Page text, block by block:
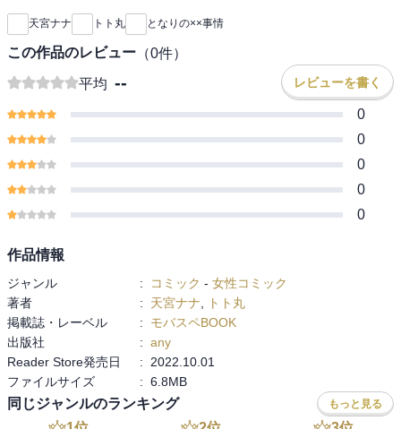
天宮ナナ トト丸 となりの××事情
この作品のレビュー （0件）
平均 -- レビューを書く
0
0
0
0
0
作品情報
ジャンル : コミック - 女性コミック
著者
: 天宮ナナ
トト丸
掲載誌・レーベル
:
モバスペBOOK
出版社
: any
Reader Store発売日
:
2022.10.01
ファイルサイズ
: 6.8MB
同じジャンルのランキング もっと見る